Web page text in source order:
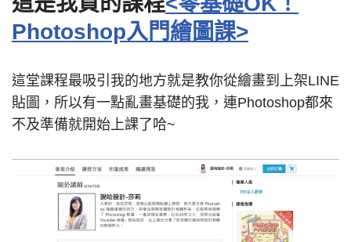
Photoshop入門繪圖課>
這堂課程最吸引我的地方就是教你從繪畫到上架LINE
貼圖，所以有一點亂畫基礎的我，連Photoshop都來
不及準備就開始上課了哈~